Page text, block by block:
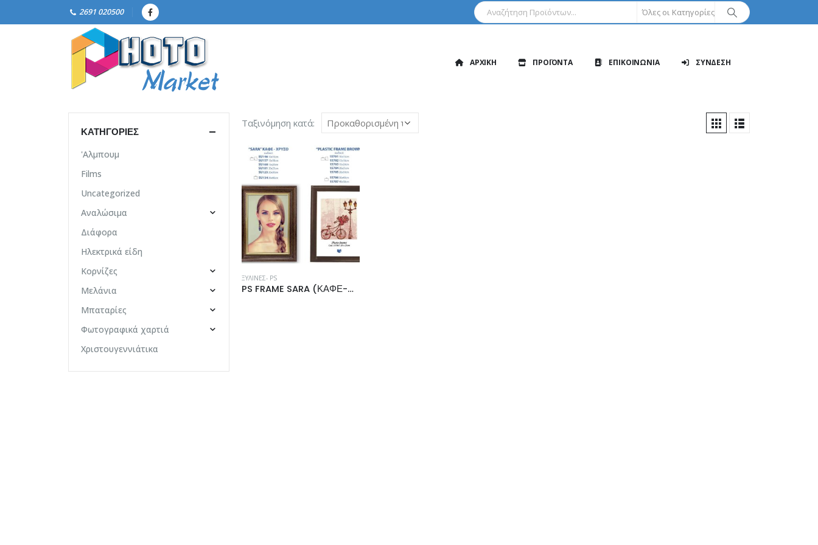
2691 020500 Όλες οι Κατηγορίες
ΑΡΧΙΚΗ ΠΡΟΪΟΝΤΑ ΕΠΙΚΟΙΝΩΝΙΑ ΣΥΝΔΕΣΗ
Ταξινόμηση κατά:
ΞΎΛΙΝΕΣ- PS
PS FRAME SARA (ΚΑΦΕ-ΧΡΥΣΟ) & BROWN
ΚΑΤΗΓΟΡΊΕΣ
'Αλμπουμ
Films
Uncategorized
Αναλώσιμα
Διάφορα
Ηλεκτρικά είδη
Κορνίζες
Μελάνια
Μπαταρίες
Φωτογραφικά χαρτιά
Χριστουγεννιάτικα